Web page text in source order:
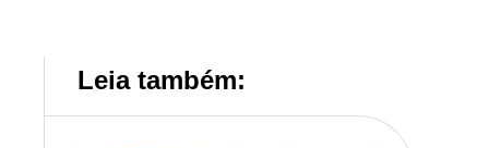
Leia também: